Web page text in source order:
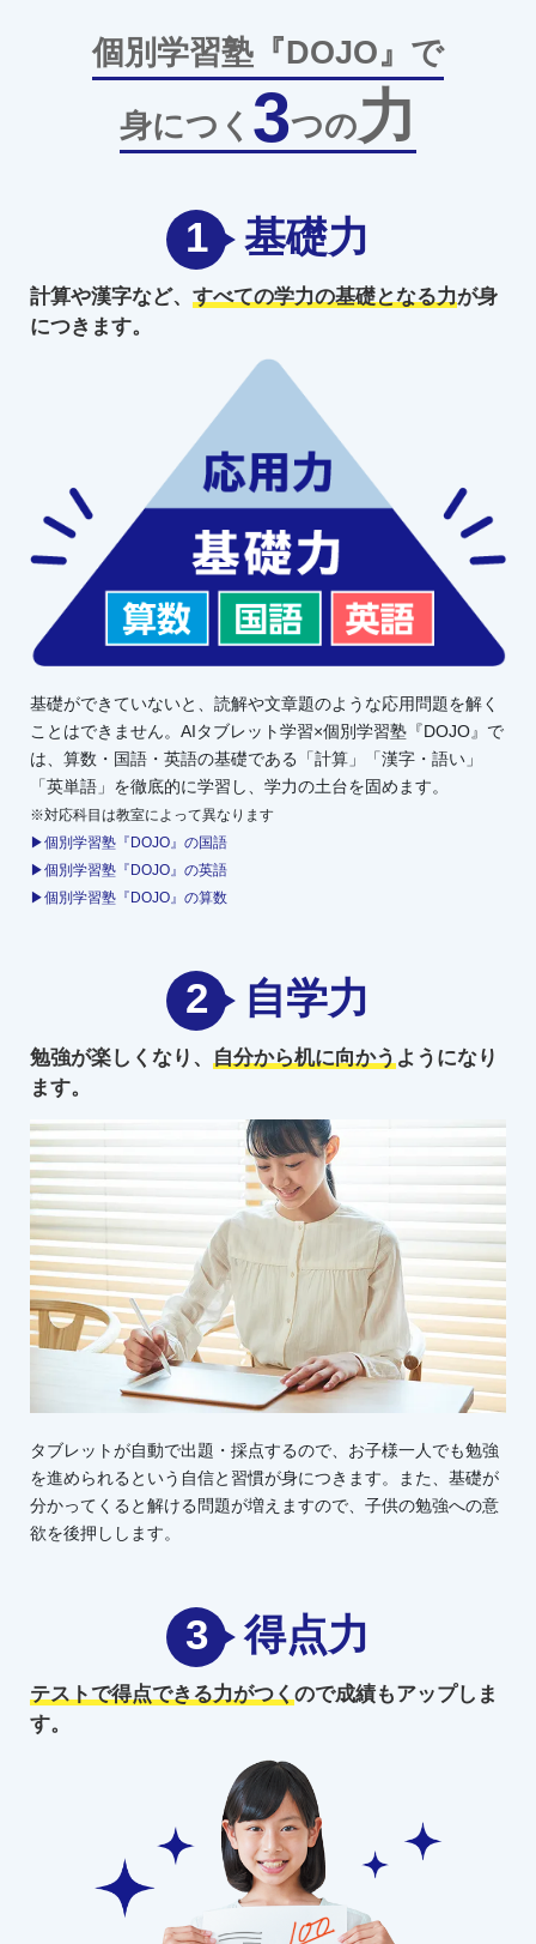
個別学習塾『DOJO』で
身につく 3つの力
1 基礎力
計算や漢字など、 すべての学力の基礎となる力が身
につきます。
基礎ができていないと、読解や文章題のような応用問題を解く
ことはできません。AIタブレット学習×個別学習塾『DOJO』で
は、算数・国語・英語の基礎である「計算」「漢字・語い」
「英単語」を徹底的に学習し、学力の土台を固めます。
※対応科目は教室によって異なります
▶個別学習塾『DOJO』の国語
▶個別学習塾『DOJO』の英語
▶個別学習塾『DOJO』の算数
2 自学力
勉強が楽しくなり、 自分から机に向かうようになり
ます。
タブレットが自動で出題・採点するので、お子様一人でも勉強
を進められるという自信と習慣が身につきます。また、基礎が
分かってくると解ける問題が増えますので、子供の勉強への意
欲を後押しします。
3 得点力
テストで得点できる力がつくので成績もアップしま
す。